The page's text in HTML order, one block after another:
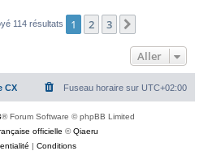
114 résultats 1 2 3
Aller
CX Fuseau horaire sur UTC+02:00
® Forum Software © phpBB Limited
officielle ©Qiaeru
| Conditions